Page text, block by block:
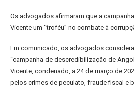
Os advogados afirmaram que a
Vicente um “troféu” no combate à
Em comunicado, os advogados
“campanha de descredibilização de
Vicente, condenado, a 24 de março de
pelos crimes de peculato, fraude fiscal e